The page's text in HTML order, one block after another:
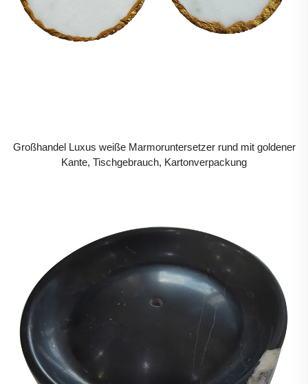
Großhandel Luxus weiße Marmoruntersetzer rund mit goldener
Kante, Tischgebrauch, Kartonverpackung